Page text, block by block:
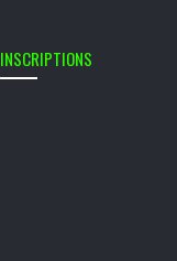
INSCRIPTIONS